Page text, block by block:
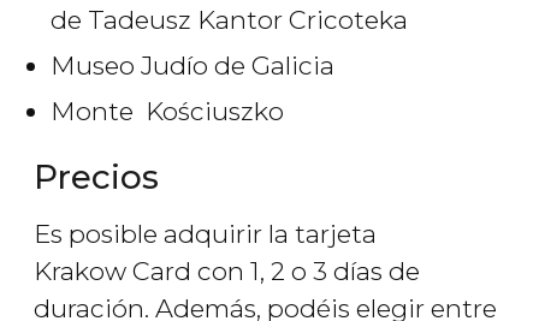
de Tadeusz Kantor Cricoteka
Museo Judío de Galicia
Monte Kościuszko
Precios
Es posible adquirir la tarjeta
Krakow Card con 1, 2 o 3 días de
duración. Además, podéis elegir entre